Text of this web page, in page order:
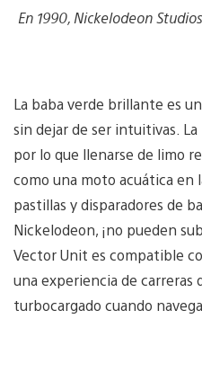
En 1990, Nickelodeon
La baba verde brillante es
sin dejar de ser intuitivas.
por lo que llenarse de limo
como una moto acuática en
pastillas y disparadores de
Nickelodeon, ¡no pueden
Vector Unit es compatible
una experiencia de
turbocargado cuando